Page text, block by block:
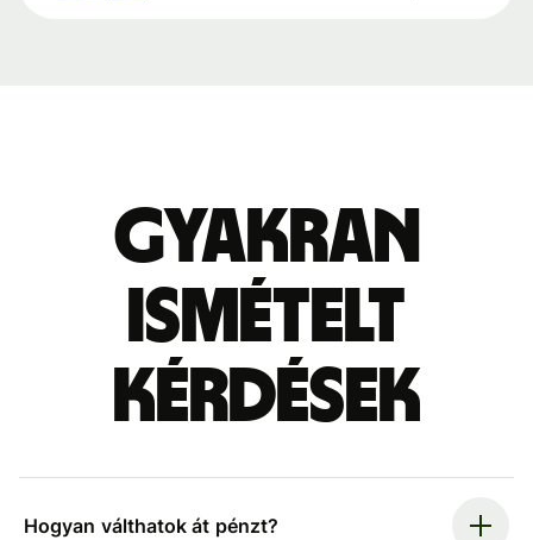
Gyakran
ismételt
kérdések
Hogyan válthatok át pénzt?